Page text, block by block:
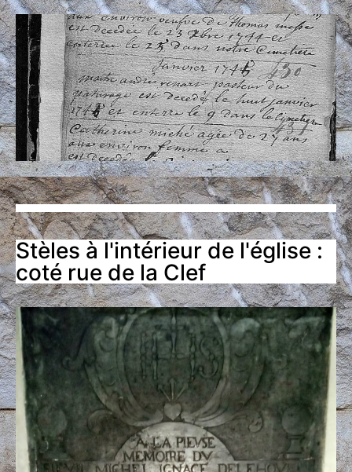
Stèles à l'intérieur de l'église :
coté rue de la Clef